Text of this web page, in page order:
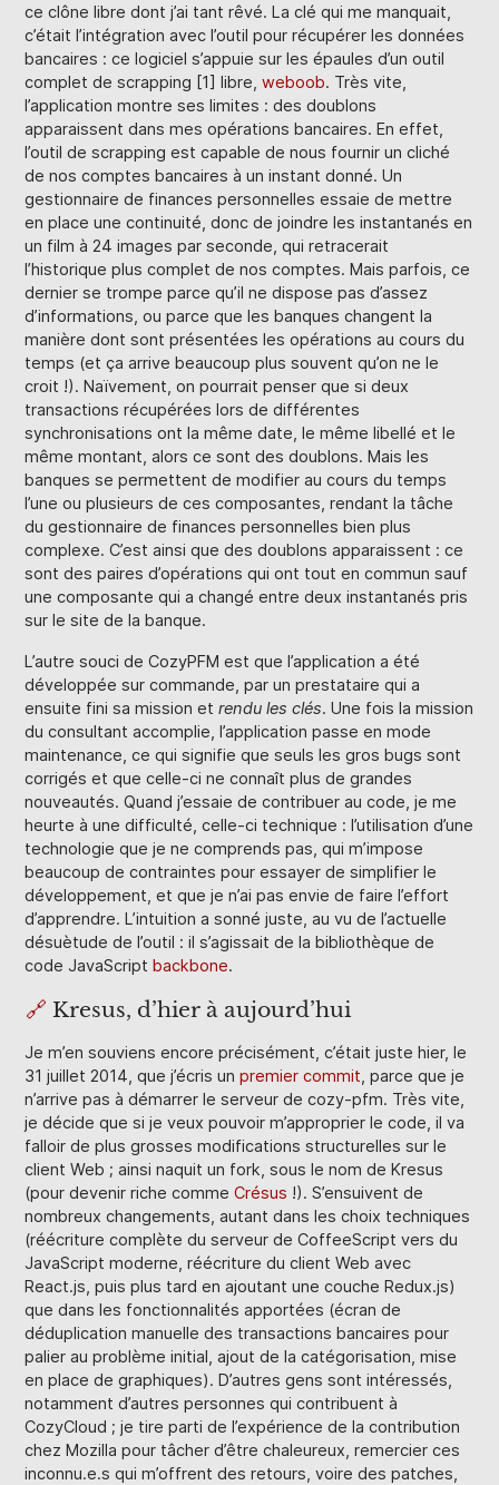
ce clône libre dont j’ai tant rêvé. La clé qui me manquait,
c’était l’intégration avec l’outil pour récupérer les données
bancaires : ce logiciel s’appuie sur les épaules d’un outil
complet de scrapping [1] libre,weboob. Très vite,
l’application montre ses limites : des doublons
apparaissent dans mes opérations bancaires. En effet,
l’outil de scrapping est capable de nous fournir un cliché
de nos comptes bancaires à un instant donné. Un
gestionnaire de finances personnelles essaie de mettre
en place une continuité, donc de joindre les instantanés en
un film à 24 images par seconde, qui retracerait
l’historique plus complet de nos comptes. Mais parfois, ce
dernier se trompe parce qu’il ne dispose pas d’assez
d’informations, ou parce que les banques changent la
manière dont sont présentées les opérations au cours du
temps (et ça arrive beaucoup plus souvent qu’on ne le
croit !). Naïvement, on pourrait penser que si deux
transactions récupérées lors de différentes
synchronisations ont la même date, le même libellé et le
même montant, alors ce sont des doublons. Mais les
banques se permettent de modifier au cours du temps
l’une ou plusieurs de ces composantes, rendant la tâche
du gestionnaire de finances personnelles bien plus
complexe. C’est ainsi que des doublons apparaissent : ce
sont des paires d’opérations qui ont tout en commun sauf
une composante qui a changé entre deux instantanés pris
sur le site de la banque.
L’autre souci de CozyPFM est que l’application a été
développée sur commande, par un prestataire qui a
ensuite fini sa mission etrendu les clés. Une fois la mission
du consultant accomplie, l’application passe en mode
maintenance, ce qui signifie que seuls les gros bugs sont
corrigés et que celle-ci ne connaît plus de grandes
nouveautés. Quand j’essaie de contribuer au code, je me
heurte à une difficulté, celle-ci technique : l’utilisation d’une
technologie que je ne comprends pas, qui m’impose
beaucoup de contraintes pour essayer de simplifier le
développement, et que je n’ai pas envie de faire l’effort
d’apprendre. L’intuition a sonné juste, au vu de l’actuelle
désuètude de l’outil : il s’agissait de la bibliothèque de
code JavaScriptbackbone.
🔗 Kresus, d’hier à aujourd’hui
Je m’en souviens encore précisément, c’était juste hier, le
31 juillet 2014, que j’écris unpremier commit, parce que je
n’arrive pas à démarrer le serveur de cozy-pfm. Très vite,
je décide que si je veux pouvoir m’approprier le code, il va
falloir de plus grosses modifications structurelles sur le
client Web ; ainsi naquit un fork, sous le nom de Kresus
(pour devenir riche commeCrésus !). S’ensuivent de
nombreux changements, autant dans les choix techniques
(réécriture complète du serveur de CoffeeScript vers du
JavaScript moderne, réécriture du client Web avec
React.js, puis plus tard en ajoutant une couche Redux.js)
que dans les fonctionnalités apportées (écran de
déduplication manuelle des transactions bancaires pour
palier au problème initial, ajout de la catégorisation, mise
en place de graphiques). D’autres gens sont intéressés,
notamment d’autres personnes qui contribuent à
CozyCloud ; je tire parti de l’expérience de la contribution
chez Mozilla pour tâcher d’être chaleureux, remercier ces
inconnu.e.s qui m’offrent des retours, voire des patches,